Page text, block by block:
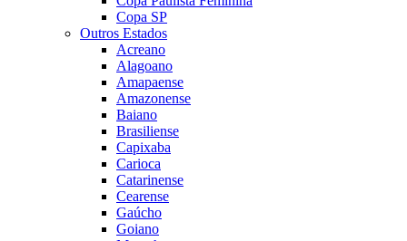
Copa SP
Outros Estados
Acreano
Alagoano
Amapaense
Amazonense
Baiano
Brasiliense
Capixaba
Carioca
Catarinense
Cearense
Gaúcho
Goiano